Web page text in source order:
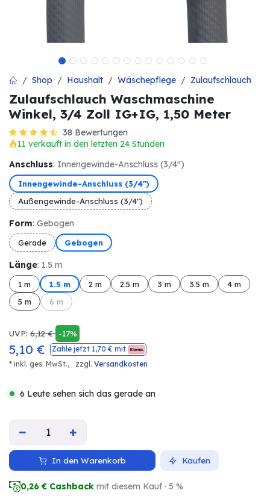
Shop Haushalt Wäschepflege Zulaufschlauch
Zulaufschlauch Waschmaschine
Winkel, 3/4 Zoll IG+IG, 1,50 Meter
38 Bewertungen
11 verkauft in den letzten 24 Stunden
Anschluss: Innengewinde-Anschluss (3/4")
Innengewinde-Anschluss (3/4")
Außengewinde-Anschluss (3/4")
Form: Gebogen
Gerade Gebogen
Länge: 1.5 m
1 m 1.5 m 2 m 2.5 m 3 m 3.5 m
4 m
5 m
6 m
UVP: 6,12€ -17%
5,10 € Zahle jetzt 1,70 € mit
* inkl. ges. MwSt.,
zzgl. Versandkosten
6 Leute sehen sich das gerade an
In den Warenkorb Kaufen
0,26 € Cashback mit diesem Kauf · 5 %